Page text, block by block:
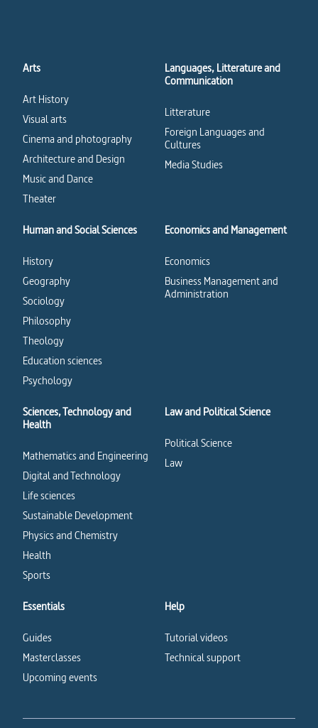
Arts
Art History
Visual arts
Cinema and photography
Architecture and Design
Music and Dance
Theater
Languages, Litterature and
Communication
Litterature
Foreign Languages and
Cultures
Media Studies
Human and Social Sciences
History
Geography
Sociology
Philosophy
Theology
Education sciences
Psychology
Economics and Management
Economics
Business Management and
Administration
Sciences, Technology and
Health
Mathematics and Engineering
Digital and Technology
Life sciences
Sustainable Development
Physics and Chemistry
Health
Sports
Law and Political Science
Political Science
Law
Essentials
Guides
Masterclasses
Upcoming events
Help
Tutorial videos
Technical support